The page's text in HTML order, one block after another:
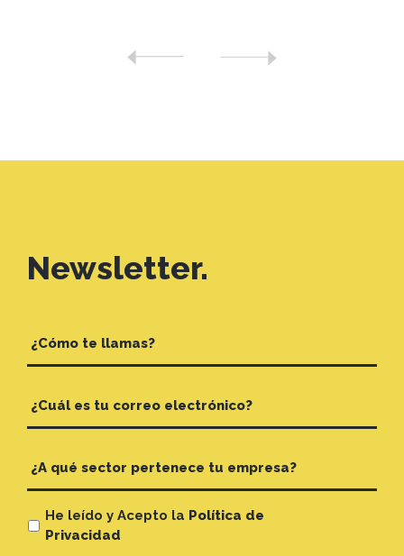
Newsletter.
He leído y Acepto la Política de
Privacidad